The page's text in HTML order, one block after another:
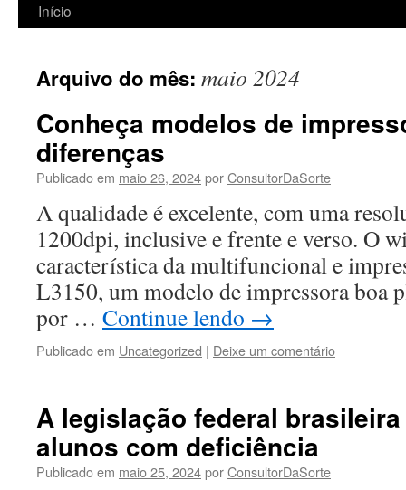
Início
Arquivo do mês: maio 2024
Conheça modelos de
diferenças
Publicado em maio 26, 2024porConsultorDaSorte
A qualidade é excelente, com uma
1200dpi, inclusive e frente e verso. O
característica da multifuncional e
L3150, um modelo de impressora boa
por … Continue lendo →
Publicado em Uncategorized | Deixe um comentário
A legislação federal
alunos com deficiência
Publicado em maio 25, 2024porConsultorDaSorte